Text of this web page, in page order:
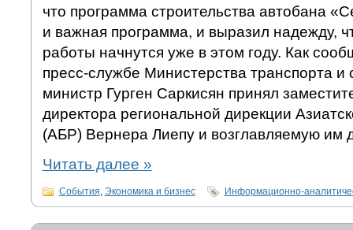
что программа строительства автобана
и важная программа, и выразил надежду,
работы начнутся уже в этом году. Как
пресс-службе Министерства транспорта и
министр Гурген Саркисян принял
директора региональной дирекции
(АБР) Вернера Лиепу и возглавляемую им
Читать далее »
События Экономика и бизнес Информационно-